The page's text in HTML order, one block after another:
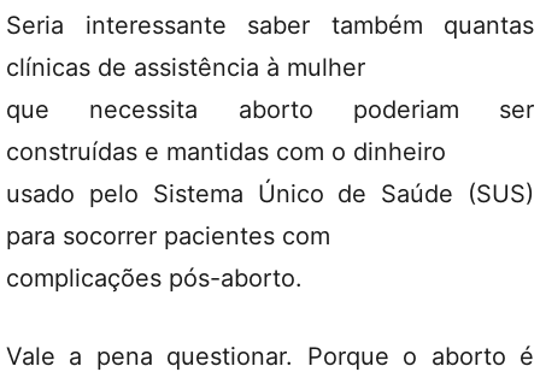
Seria interessante saber também quantas
clínicas de assistência à mulher
que necessita aborto poderiam ser
construídas e mantidas com o dinheiro
usado pelo Sistema Único de Saúde (SUS)
para socorrer pacientes com
complicações pós-aborto.
Vale a pena questionar. Porque o aborto é